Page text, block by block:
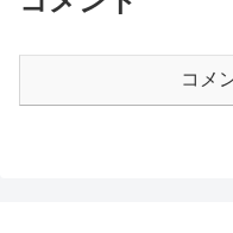
コメ